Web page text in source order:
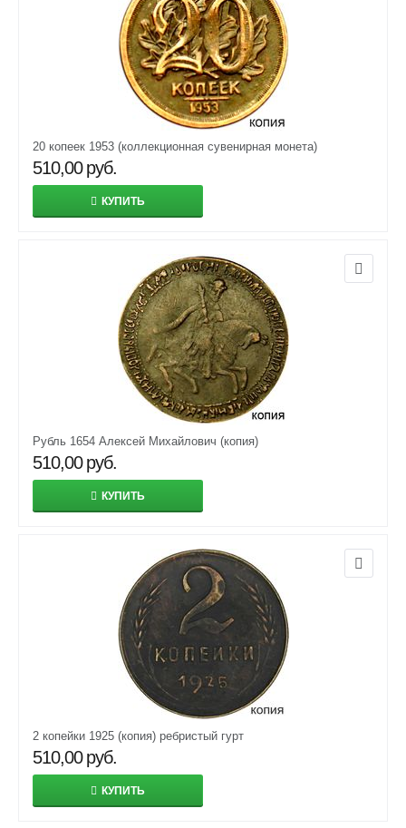
20 копеек 1953 (коллекционная сувенирная монета)
510,00 руб.
КУПИТЬ
Рубль 1654 Алексей Михайлович (копия)
510,00 руб.
КУПИТЬ
2 копейки 1925 (копия) ребристый гурт
510,00 руб.
КУПИТЬ